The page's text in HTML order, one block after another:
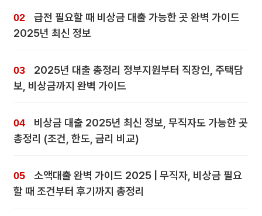
급전 필요할 때 비상금 대출 가능한 곳 완벽 가이드
2025년 최신 정보
2025년 대출 총정리 정부지원부터 직장인, 주택담
보, 비상금까지 완벽 가이드
비상금 대출 2025년 최신 정보, 무직자도 가능한 곳
총정리 (조건, 한도, 금리 비교)
소액대출 완벽 가이드 2025 | 무직자, 비상금 필요
할 때 조건부터 후기까지 총정리